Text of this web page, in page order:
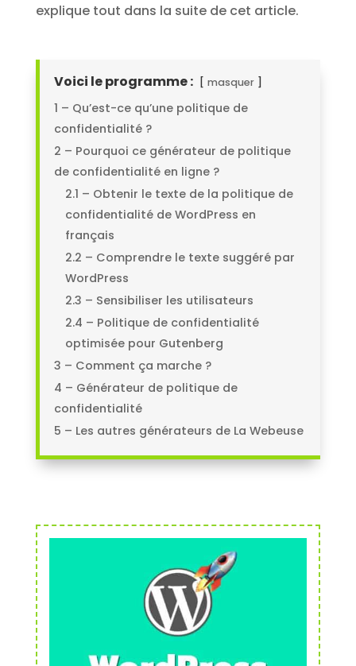
explique tout dans la suite de cet article.
Voici le programme : masquer
1 – Qu’est-ce qu’une politique de
confidentialité ?
2 – Pourquoi ce générateur de politique
de confidentialité en ligne ?
2.1 – Obtenir le texte de la politique de
confidentialité de WordPress en
français
2.2 – Comprendre le texte suggéré par
WordPress
2.3 – Sensibiliser les utilisateurs
2.4 – Politique de confidentialité
optimisée pour Gutenberg
3 – Comment ça marche ?
4 – Générateur de politique de
confidentialité
5 – Les autres générateurs de La Webeuse